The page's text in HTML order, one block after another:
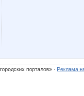
порталов» · Реклама